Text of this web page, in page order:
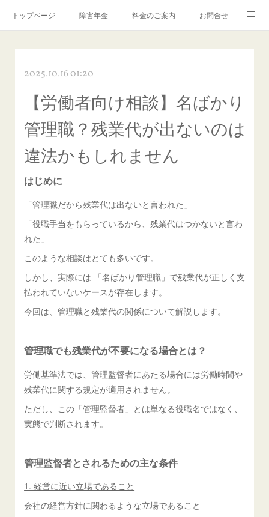
トップページ 障害年金 料金のご案内 お問合せ
2025.10.16 01:20
【労働者向け相談】名ばかり
管理職？残業代が出ないのは
違法かもしれません
はじめに
「管理職だから残業代は出ないと言われた」
「役職手当をもらっているから、残業代はつかないと言わ
れた」
このような相談はとても多いです。
しかし、実際には 「名ばかり管理職」で残業代が正しく支
払われていないケースが存在します。
今回は、管理職と残業代の関係について解説します。
管理職でも残業代が不要になる場合とは？
労働基準法では、管理監督者にあたる場合には労働時間や
残業代に関する規定が適用されません。
ただし、この 「管理監督者」とは単なる役職名ではなく、
実態で判断されます。
管理監督者とされるための主な条件
1. 経営に近い立場であること
会社の経営方針に関わるような立場であること